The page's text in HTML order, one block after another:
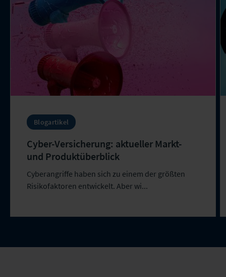
Blogartikel
Cyber-Versicherung: aktueller Markt-
und Produktüberblick
Cyberangriffe haben sich zu einem der größten
Risikofaktoren entwickelt. Aber wi...